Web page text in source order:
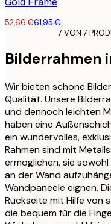
52,66 €61,95 €
7 VON 7
Bilderrahmen
Wir bieten schöne
Qualität. Unsere
und dennoch leichten
haben eine
ein wundervolles,
Rahmen sind mit
ermöglichen, sie
an der Wand
Wandpaneele eignen.
Rückseite mit Hilfe von
die bequem für die